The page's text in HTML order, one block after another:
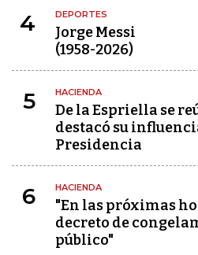
4 DEPORTES
Jorge Messi
(1958-2026)
5 HACIENDA
De la Espriella se
destacó su
Presidencia
6 HACIENDA
"En las próximas
decreto de
público"